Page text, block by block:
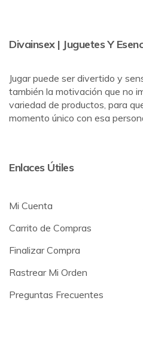
Divainsex | Juguetes Y
Jugar puede ser divertido y
también la motivación que no
variedad de productos, para
momento único con esa
Enlaces Útiles
Mi Cuenta
Carrito de Compras
Finalizar Compra
Rastrear Mi Orden
Preguntas Frecuentes